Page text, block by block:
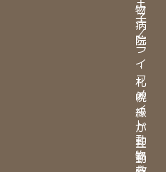
物
病
院
・
札
幌
緑
が
丘
動
子
／
ラ
イ
フ
メ
イ
ト
動
物